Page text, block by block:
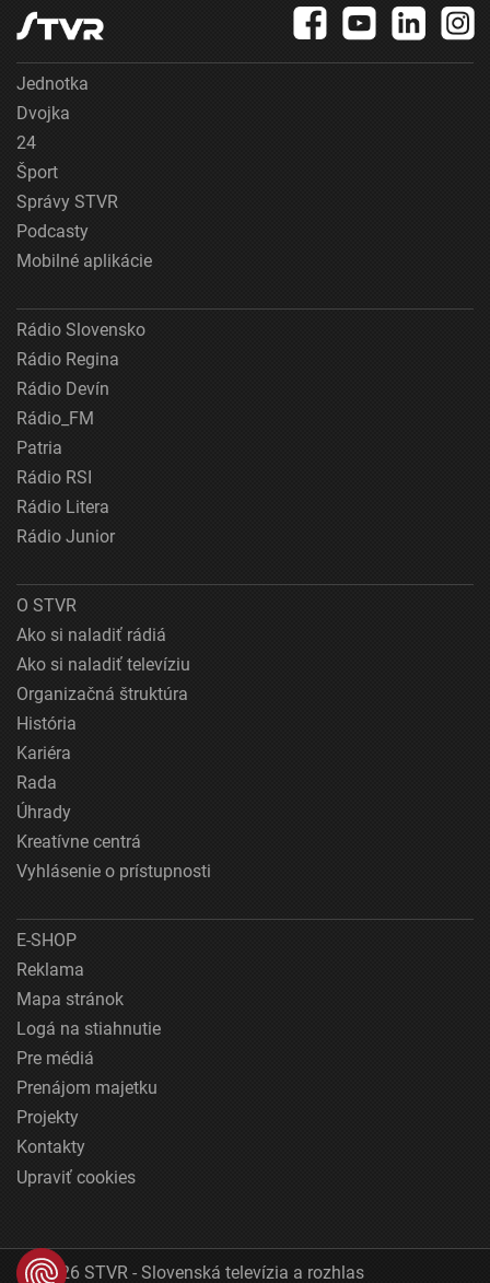
Jednotka
Dvojka
24
Šport
Správy STVR
Podcasty
Mobilné aplikácie
Rádio Slovensko
Rádio Regina
Rádio Devín
Rádio_FM
Patria
Rádio RSI
Rádio Litera
Rádio Junior
O STVR
Ako si naladiť rádiá
Ako si naladiť televíziu
Organizačná štruktúra
História
Kariéra
Rada
Úhrady
Kreatívne centrá
Vyhlásenie o prístupnosti
E-SHOP
Reklama
Mapa stránok
Logá na stiahnutie
Pre médiá
Prenájom majetku
Projekty
Kontakty
Upraviť cookies
© 2026 STVR - Slovenská televízia a rozhlas